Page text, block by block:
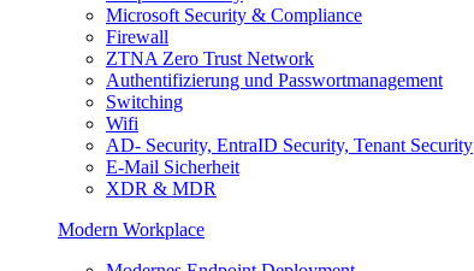
Microsoft Security & Compliance
Firewall
ZTNA Zero Trust Network
Authentifizierung und Passwortmanagement
Switching
Wifi
AD- Security, EntraID Security, Tenant Security
E-Mail Sicherheit
XDR & MDR
Modern Workplace